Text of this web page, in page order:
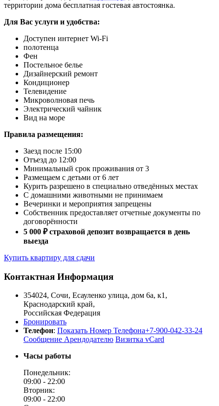
территории дома бесплатная гостевая автостоянка.
Для Вас услуги и удобства:
Доступен интернет Wi-Fi
полотенца
Фен
Постельное белье
Дизайнерский ремонт
Кондиционер
Телевидение
Микроволновая печь
Электрический чайник
Вид на море
Правила размещения:
Заезд после 15:00
Отъезд до 12:00
Минимальный срок проживания от 3
Размещаем с детьми от 6 лет
Курить разрешено в специально отведённых местах
С домашними животными не принимаем
Вечеринки и мероприятия запрещены
Собственник предоставляет отчетные документы по
договорённости
5 000 ₽ страховой депозит возвращается в день
выезда
Купить квартиру для сдачи
Контактная Информация
354024, Сочи, Есауленко улица, дом 6а, к1,
Краснодарский край,
Российская Федерация
Бронировать
Телефон: Показать Номер Телефона+7-900-042-33-24
Сообщение Арендодателю Визитка vCard
Часы работы
Понедельник:
09:00 - 22:00
Вторник:
09:00 - 22:00